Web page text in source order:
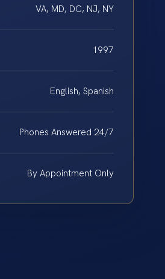
VA, MD, DC, NJ, NY
1997
English, Spanish
Phones Answered 24/7
By Appointment Only